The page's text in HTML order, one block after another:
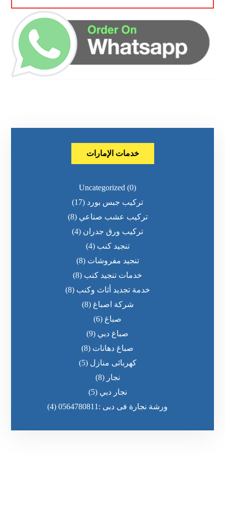
خدمات الإمارات
Uncategorized (0)
تركيب جبس بورد (17)
تركيب عشب صناعي (8)
تركيب ورق جدران (4)
تنجيد كنب (4)
تنجيد مفروشات (8)
خدمات تنجيد كنب (8)
خدمة تجديد أثاث وكنب (8)
شركة اصباغ (8)
صباغ (6)
صباغ دبي (9)
صباغ دهانات (8)
كهربائى منازل (5)
نجار (8)
نجار دبي (5)
ورشة نجارة فى دبى :0564780811
(4)